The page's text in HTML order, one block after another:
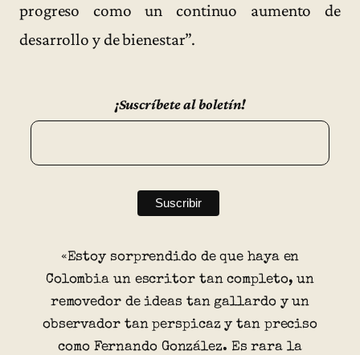
progreso como un continuo aumento de
desarrollo y de bienestar”.
¡Suscríbete al boletín!
«Estoy sorprendido de que haya en
Colombia un escritor tan completo, un
removedor de ideas tan gallardo y un
observador tan perspicaz y tan preciso
como Fernando González. Es rara la